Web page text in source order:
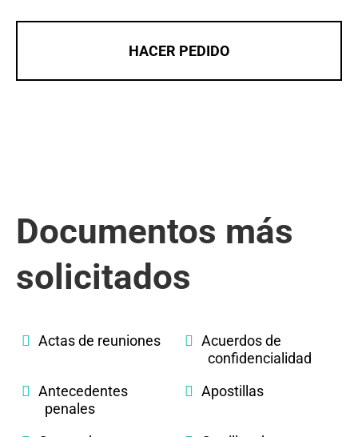
HACER PEDIDO
Documentos más
solicitados
Actas de reuniones
Acuerdos de
confidencialidad
Antecedentes
penales
Apostillas